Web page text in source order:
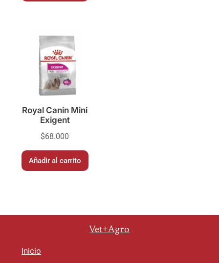
Royal Canin Mini
Exigent
$68.000
Añadir al carrito
Vet+Agro
Inicio